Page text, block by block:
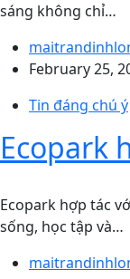
sáng không chỉ…
February 25,
Tin đáng chú ý
Ecopark
Ecopark hợp tác
sống, học tập và…